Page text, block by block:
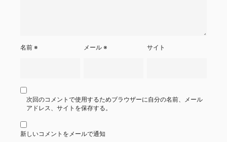
名前 ※ メール※ サイト
次回のコメントで使用するためブラウザーに自分の名前、メール
アドレス、サイトを保存する。
新しいコメントをメールで通知